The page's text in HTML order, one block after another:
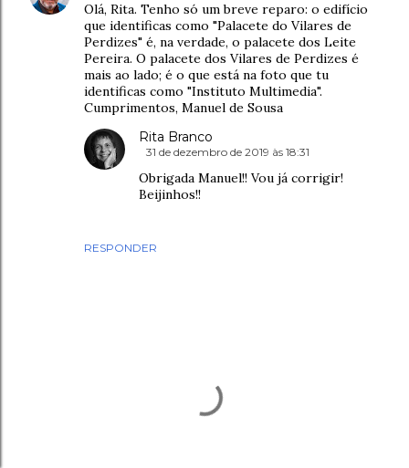
Olá, Rita. Tenho só um breve reparo: o edifício
que identificas como "Palacete do Vilares de
Perdizes" é, na verdade, o palacete dos Leite
Pereira. O palacete dos Vilares de Perdizes é
mais ao lado; é o que está na foto que tu
identificas como "Instituto Multimedia".
Cumprimentos, Manuel de Sousa
RESPONDER
Rita Branco
31 de dezembro de 2019 às 18:31
Obrigada Manuel!! Vou já corrigir!
Beijinhos!!